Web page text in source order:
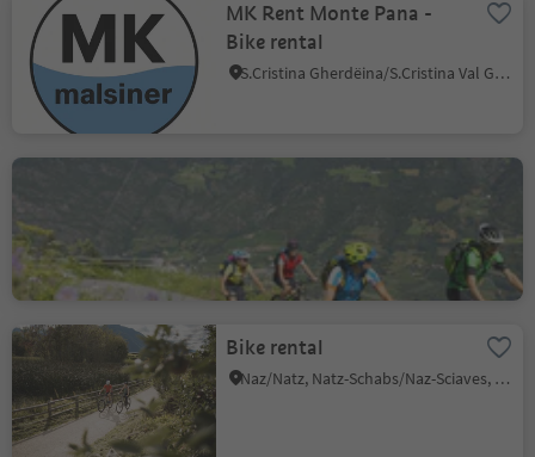
MK Rent Monte Pana -
Bike rental
S.Cristina Gherdëina/S.Cristina Val Gardena/S.Cristina Gherdëina/St.Christina in Gröden, S.Crestina Gherdëina/Santa Cristina Val Gardana, Dolomites Region Val Gardena
Ötzi Bike Academy
Bike rental
Naz/Natz, Natz-Schabs/Naz-Sciaves, Brixen/Bressanone and environs